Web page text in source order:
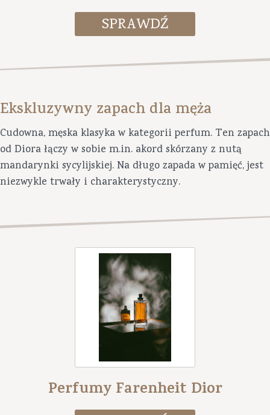
Ekskluzywny zapach dla męża
Cudowna, męska klasyka w kategorii perfum. Ten zapach
od Diora łączy w sobie m.in. akord skórzany z nutą
mandarynki sycylijskiej. Na długo zapada w pamięć, jest
niezwykle trwały i charakterystyczny.
Perfumy Farenheit Dior